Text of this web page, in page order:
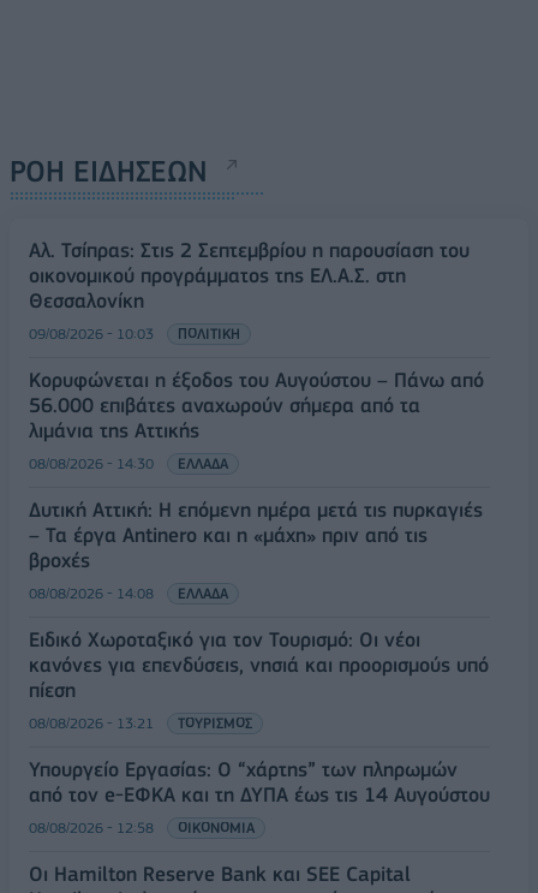
ΡΟΗ ΕΙΔΗΣΕΩΝ
Αλ. Τσίπρας: Στις 2 Σεπτεμβρίου η παρουσίαση του
οικονομικού προγράμματος της ΕΛ.Α.Σ. στη
Θεσσαλονίκη
09/08/2026 - 10:03 ΠΟΛΙΤΙΚΗ
Κορυφώνεται η έξοδος του Αυγούστου – Πάνω από
56.000 επιβάτες αναχωρούν σήμερα από τα
λιμάνια της Αττικής
08/08/2026 - 14:30 ΕΛΛΑΔΑ
Δυτική Αττική: Η επόμενη ημέρα μετά τις πυρκαγιές
– Τα έργα Antinero και η «μάχη» πριν από τις
βροχές
08/08/2026 - 14:08 ΕΛΛΑΔΑ
Ειδικό Χωροταξικό για τον Τουρισμό: Οι νέοι
κανόνες για επενδύσεις, νησιά και προορισμούς υπό
πίεση
08/08/2026 - 13:21 ΤΟΥΡΙΣΜΟΣ
Υπουργείο Εργασίας: Ο “χάρτης” των πληρωμών
από τον e-ΕΦΚΑ και τη ΔΥΠΑ έως τις 14 Αυγούστου
08/08/2026 - 12:58 ΟΙΚΟΝΟΜΙΑ
Οι Hamilton Reserve Bank και SEE Capital